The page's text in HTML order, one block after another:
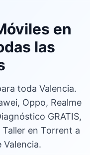
en
las
toda Valencia.
Oppo, Realme
GRATIS,
en Torrent a
Valencia.